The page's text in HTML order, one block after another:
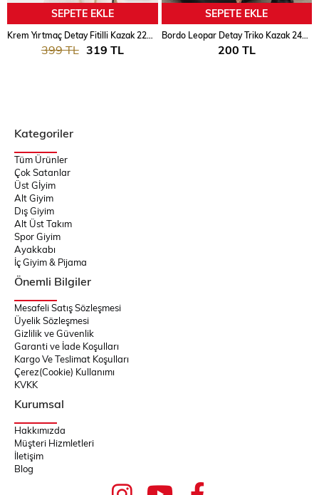
SEPETE EKLE
Krem Yırtmaç Detay Fitilli Kazak 22131
319 TL
399 TL
SEPETE EKLE
Bordo Leopar Detay Triko Kazak 24342
200 TL
Kategoriler
Tüm Ürünler
Çok Satanlar
Üst Gİyim
Alt Giyim
Dış Giyim
Alt Üst Takım
Spor Giyim
Ayakkabı
İç Giyim & Pijama
Önemli Bilgiler
Mesafeli Satış Sözleşmesi
Üyelik Sözleşmesi
Gizlilik ve Güvenlik
Garanti ve İade Koşulları
Kargo Ve Teslimat Koşulları
Çerez(Cookie) Kullanımı
KVKK
Kurumsal
Hakkımızda
Müşteri Hizmletleri
İletişim
Blog